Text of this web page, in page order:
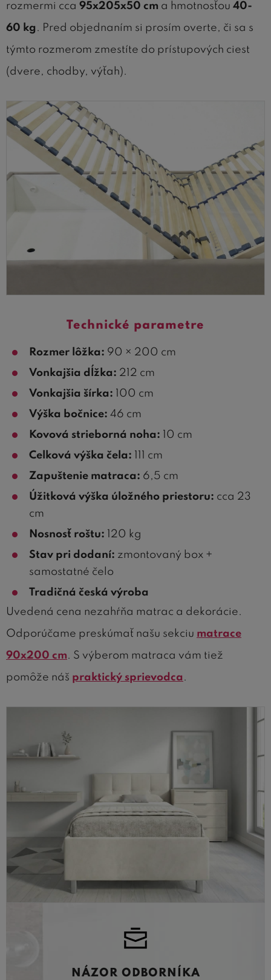
rozmermi cca 95x205x50 cm a hmotnosťou 40-
60 kg . Pred objednaním si prosím overte, či sa s
týmto rozmerom zmestíte do prístupových ciest
(dvere, chodby, výťah).
Technické parametre
Rozmer lôžka: 90 × 200 cm
Vonkajšia dĺžka: 212 cm
Vonkajšia šírka:
100 cm
Výška bočnice: 46 cm
Kovová strieborná noha: 10 cm
Celková výška čela: 111 cm
Zapuštenie matraca: 6,5 cm
Úžitková výška úložného priestoru: cca 23
cm
Nosnosť roštu:
120 kg
Stav pri dodaní: zmontovaný box +
samostatné čelo
Tradičná česká výroba
Uvedená cena nezahŕňa matrac a dekorácie.
Odporúčame preskúmať našu sekciu matrace
90x200 cm. S výberom matraca vám tiež
pomôže náš praktický sprievodca .
NÁZOR ODBORNÍKA